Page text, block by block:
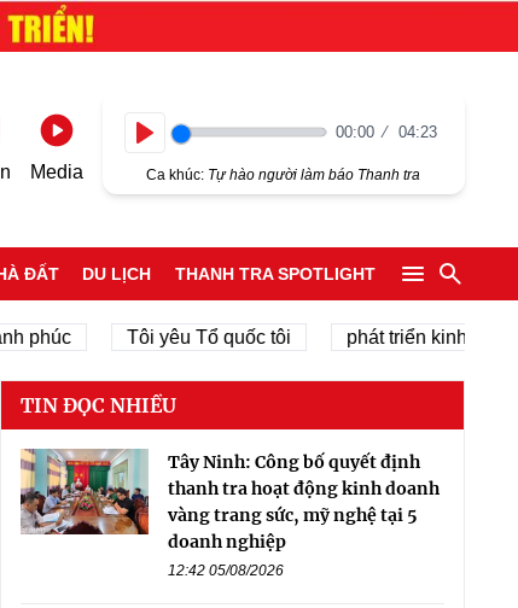
Media
00:00 04:23
Ca khúc: Tự hào người làm báo Thanh tra
ĐẤT DU LỊCH THANH TRA SPOTLIGHT
Tôi yêu Tổ quốc tôi phát triển kinh tế tư nhân
TIN ĐỌC NHIỀU
Tây Ninh: Công bố quyết định
thanh tra hoạt động kinh doanh
vàng trang sức, mỹ nghệ tại 5
doanh nghiệp
12:42 05/08/2026